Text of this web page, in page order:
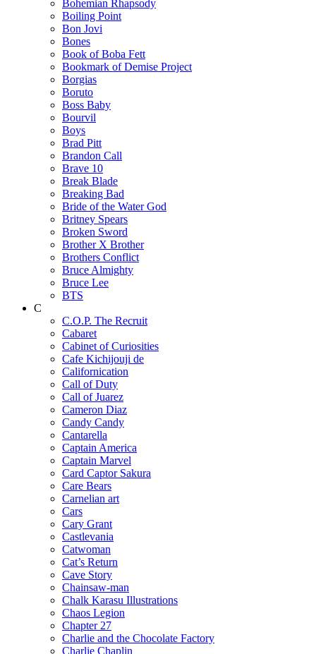
Bohemian Rhapsody
Boiling Point
Bon Jovi
Bones
Book of Boba Fett
Bookmark of Demise Project
Borgias
Boruto
Boss Baby
Bourvil
Boys
Brad Pitt
Brandon Call
Brave 10
Break Blade
Breaking Bad
Bride of the Water God
Britney Spears
Broken Sword
Brother X Brother
Brothers Conflict
Bruce Almighty
Bruce Lee
BTS
C
C.O.P. The Recruit
Cabaret
Cabinet of Curiosities
Cafe Kichijouji de
Californication
Call of Duty
Call of Juarez
Cameron Diaz
Candy Candy
Cantarella
Captain America
Captain Marvel
Card Captor Sakura
Care Bears
Carnelian art
Cars
Cary Grant
Castlevania
Catwoman
Cat’s Return
Cave Story
Chainsaw-man
Chalk Karasu Illustrations
Chaos Legion
Chapter 27
Charlie and the Chocolate Factory
Charlie Chaplin